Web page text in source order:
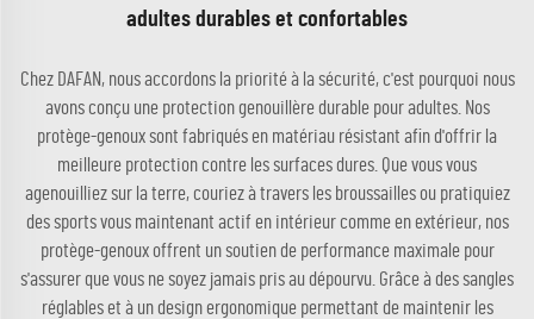
adultes durables et confortables
Chez DAFAN, nous accordons la priorité à la sécurité, c'est pourquoi nous
avons conçu une protection genouillère durable pour adultes. Nos
protège-genoux sont fabriqués en matériau résistant afin d'offrir la
meilleure protection contre les surfaces dures. Que vous vous
agenouilliez sur la terre, couriez à travers les broussailles ou pratiquiez
des sports vous maintenant actif en intérieur comme en extérieur, nos
protège-genoux offrent un soutien de performance maximale pour
s'assurer que vous ne soyez jamais pris au dépourvu. Grâce à des sangles
réglables et à un design ergonomique permettant de maintenir les